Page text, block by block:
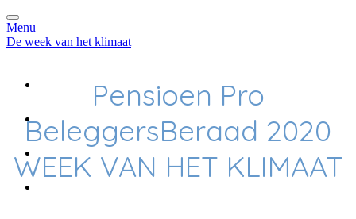
Menu
De week van het klimaat
Home
Programma
Sprekers
Deelnemers
Pensioen Pro
BeleggersBeraad 2020
WEEK VAN HET KLIMAAT